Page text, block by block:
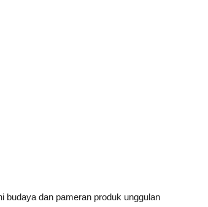
budaya dan pameran produk unggulan